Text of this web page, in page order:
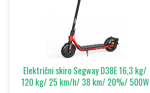
Električni skiro Segway D38E 16,3 kg/
120 kg/ 25 km/h/ 38 km/ 20%/ 500W